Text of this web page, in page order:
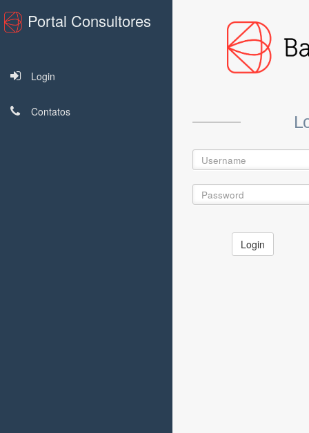
Portal Consultores
Login
Contatos